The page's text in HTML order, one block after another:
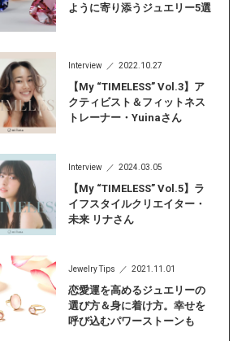
ように寄り添うジュエリー5選
Interview 2022.10.27
【My “TIMELESS” Vol.3】ア
クティビスト＆フィットネス
トレーナー・Yuinaさん
Interview 2024.03.05
【My “TIMELESS” Vol.5】ラ
イフスタイルクリエイター・
未来 リナさん
Jewelry Tips 2021.11.01
恋愛運を高めるジュエリーの
選び方＆身に着け方。幸せを
呼び込むパワーストーンも